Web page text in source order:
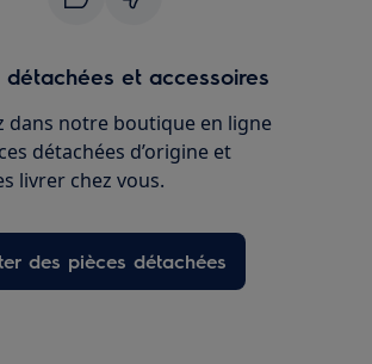
détachées et accessoires
dans notre boutique en ligne
détachées d’origine et
livrer chez vous.
des pièces détachées